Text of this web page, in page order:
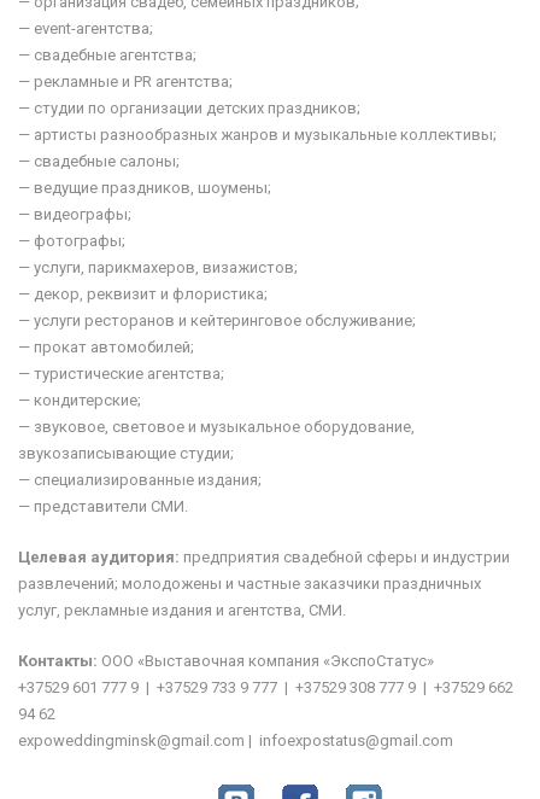
— event-агентства;
— свадебные агентства;
— рекламные и PR агентства;
— студии по организации детских праздников;
— артисты разнообразных жанров и музыкальные коллективы;
— свадебные салоны;
— ведущие праздников, шоумены;
— видеографы;
— фотографы;
— услуги, парикмахеров, визажистов;
— декор, реквизит и флористика;
— услуги ресторанов и кейтеринговое обслуживание;
— прокат автомобилей;
— туристические агентства;
— кондитерские;
— звуковое, световое и музыкальное оборудование,
звукозаписывающие студии;
— специализированные издания;
— представители СМИ.
Целевая аудитория: предприятия свадебной сферы и индустрии
развлечений; молодожены и частные заказчики праздничных
услуг, рекламные издания и агентства, СМИ.
Контакты: ООО «Выставочная компания «ЭкспоСтатус»
+37529 601 777 9 | +37529 733 9 777 | +37529 308 777 9 | +37529 662
94 62
expoweddingminsk@gmail.com | infoexpostatus@gmail.com